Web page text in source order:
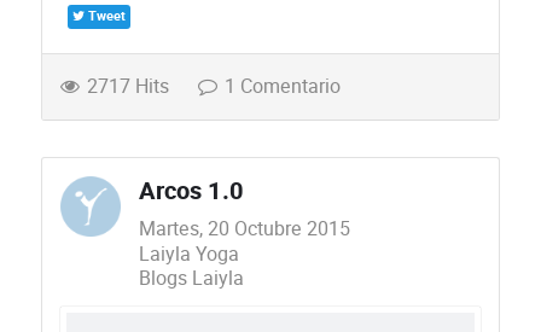
Tweet
2717 Hits 1 Comentario
Arcos 1.0
Martes, 20 Octubre 2015
Laiyla Yoga
Blogs Laiyla